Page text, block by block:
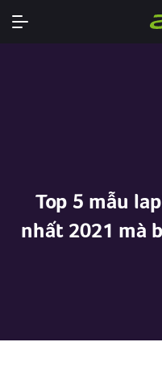
Top 5 mẫu
nhất 2021 mà